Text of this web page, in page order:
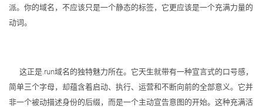
派。你的域名，不应该只是一个静态的标签，它更应该是一个充满力量的
动词。
这正是.run域名的独特魅力所在。它天生就带有一种宣言式的口号感，
简单三个字母，却蕴含着启动、执行、运营和不断向前的全部意义。它并
非一个被动描述身份的后缀，而是一个主动宣告意图的开始。这种充满活